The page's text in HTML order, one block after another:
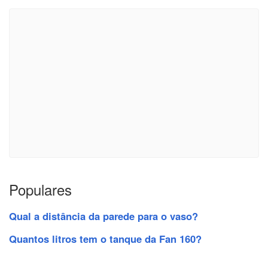
Populares
Qual a distância da parede para o vaso?
Quantos litros tem o tanque da Fan 160?